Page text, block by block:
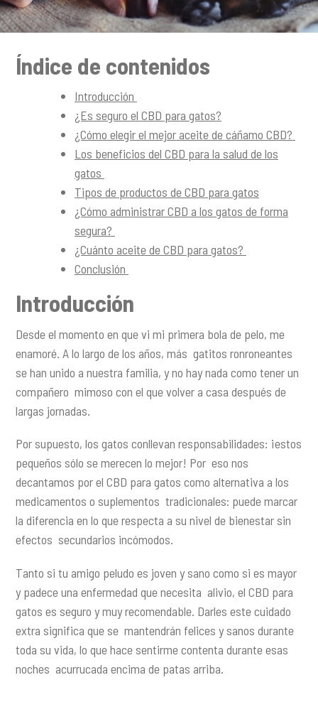
i
n
Índice de contenidos
Introducción
¿Es seguro el CBD para gatos?
¿Cómo elegir el mejor aceite de cáñamo CBD?
Los beneficios del CBD para la salud de los
gatos
Tipos de productos de CBD para gatos
¿Cómo administrar CBD a los gatos de forma
segura?
¿Cuánto aceite de CBD para gatos?
Conclusión
Introducción
Desde el momento en que vi mi primera bola de pelo, me
enamoré. A lo largo de los años, más gatitos ronroneantes
se han unido a nuestra familia, y no hay nada como tener un
compañero mimoso con el que volver a casa después de
largas jornadas.
Por supuesto, los gatos conllevan responsabilidades: ¡estos
pequeños sólo se merecen lo mejor! Por eso nos
decantamos por el CBD para gatos como alternativa a los
medicamentos o suplementos tradicionales: puede marcar
la diferencia en lo que respecta a su nivel de bienestar sin
efectos secundarios incómodos.
Tanto si tu amigo peludo es joven y sano como si es mayor
y padece una enfermedad que necesita alivio, el CBD para
gatos es seguro y muy recomendable. Darles este cuidado
extra significa que se mantendrán felices y sanos durante
toda su vida, lo que hace sentirme contenta durante esas
noches acurrucada encima de patas arriba.